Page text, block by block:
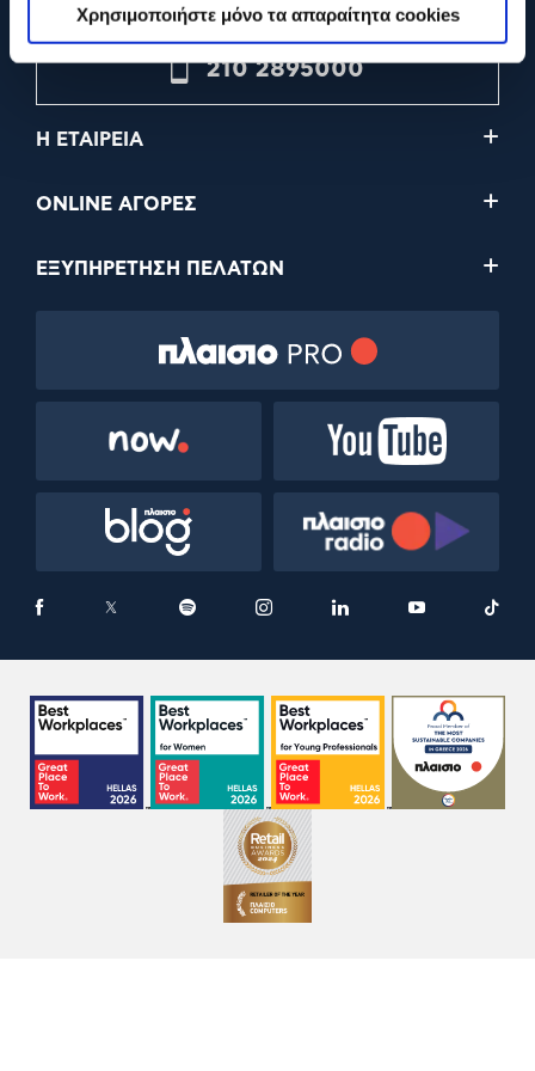
Χρησιμοποιήστε μόνο τα απαραίτητα cookies
210 2895000
Η ΕΤΑΙΡΕΙΑ
ONLINE ΑΓΟΡΕΣ
ΕΞΥΠΗΡΕΤΗΣΗ ΠΕΛΑΤΩΝ